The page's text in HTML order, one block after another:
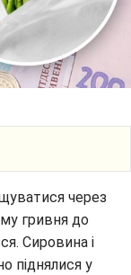
через
гривня до
Сировина і
піднялися у